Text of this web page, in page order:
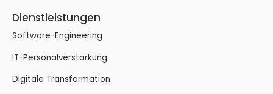
Dienstleistungen
Software-Engineering
IT-Personalverstärkung
Digitale Transformation